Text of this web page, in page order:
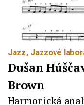
Jazz, Jazzové
Dušan
Brown
Harmonická